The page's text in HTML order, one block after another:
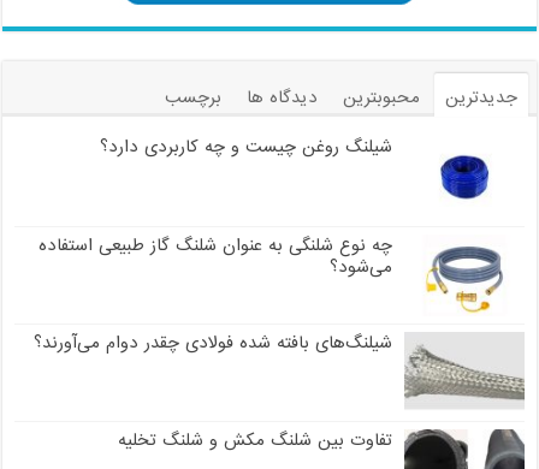
جدیدترین محبوبترین دیدگاه ها
برچسب
شیلنگ روغن چیست و چه کاربردی دارد؟
چه نوع شلنگی به عنوان شلنگ گاز طبیعی استفاده
می‌شود؟
شیلنگ‌های بافته شده فولادی چقدر دوام می‌آورند؟
تفاوت بین شلنگ مکش و شلنگ تخلیه